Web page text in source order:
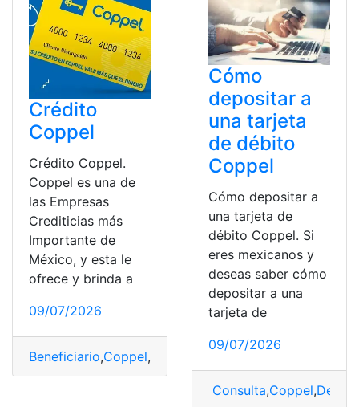
Crédito
Coppel
Crédito Coppel.
Coppel es una de
las Empresas
Crediticias más
Importante de
México, y esta le
ofrece y brinda a
09/07/2026
Beneficiario,Coppel,
Cómo
depositar a
una tarjeta
de débito
Coppel
Cómo depositar a
una tarjeta de
débito Coppel. Si
eres mexicanos y
deseas saber cómo
depositar a una
tarjeta de
09/07/2026
Consulta,Coppel,